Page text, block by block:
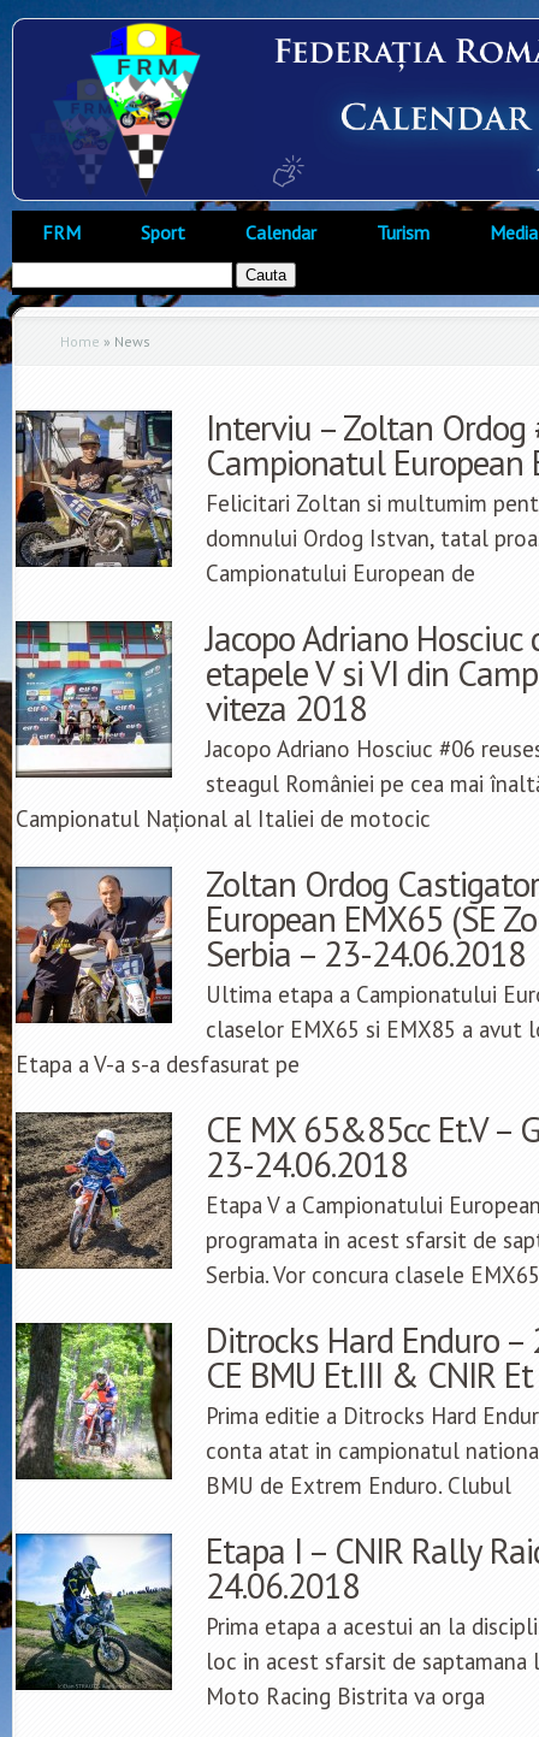
FRM Sport Calendar Turism Media
Home » News
Interviu – Zoltan
Campionatul European
Felicitari Zoltan si multumim
domnului Ordog Istvan, tatal
Campionatului European de
Jacopo Adriano
etapele V si VI din
viteza 2018
Jacopo Adriano Hosciuc #06
steagul României pe cea mai
Campionatul Național al Italiei de motocic
Zoltan Ordog
European EMX65 (SE
Serbia – 23-24.06.2018
Ultima etapa a Campionatului
claselor EMX65 si EMX85 a avut
Etapa a V-a s-a desfasurat pe
CE MX 65&85cc Et.V –
23-24.06.2018
Etapa V a Campionatului
programata in acest sfarsit de
Serbia. Vor concura clasele EMX65
Ditrocks Hard Enduro
CE BMU Et.III & CNIR
Prima editie a Ditrocks Hard
conta atat in campionatul
BMU de Extrem Enduro. Clubul
Etapa I – CNIR Rally
24.06.2018
Prima etapa a acestui an la
loc in acest sfarsit de saptamana
Moto Racing Bistrita va orga